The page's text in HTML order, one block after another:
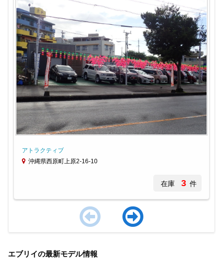
アトラクティブ
沖縄県西原町上原2-16-10
在庫 3 件
of
エブリイの最新モデル情報